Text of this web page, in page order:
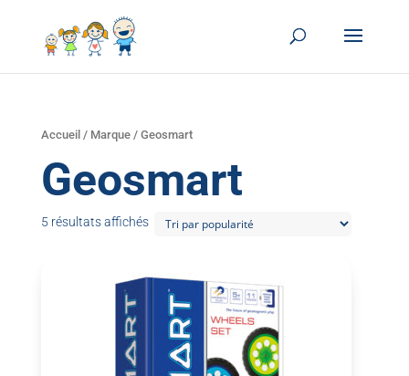
Accueil / Marque/ Geosmart
Geosmart
5 résultats affichés